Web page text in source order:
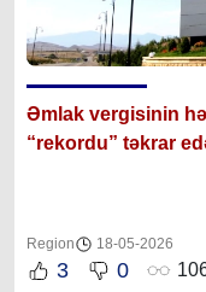
Əmlak vergisinin
“rekordu” təkrar
Region 18-05-2026
3 0